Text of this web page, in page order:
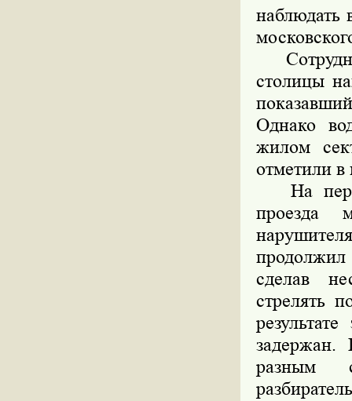
наблюдать
столицы
Однако
жилом
отметили
На
проезда
сделав
стрелять
задержан.
разным